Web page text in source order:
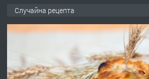
ПРЕДЛАГА Под НАЕМ
Случайна рецепта